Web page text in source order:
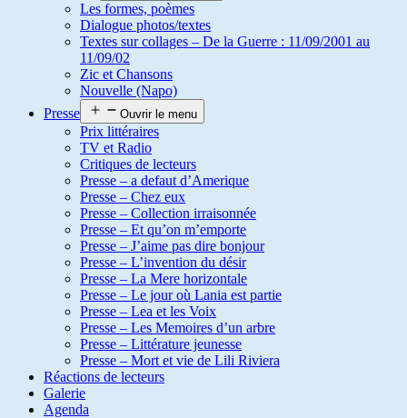
Les formes, poèmes
Dialogue photos/textes
Textes sur collages – De la Guerre : 11/09/2001 au
11/09/02
Zic et Chansons
Nouvelle (Napo)
Presse
Ouvrir le menu
Prix littéraires
TV et Radio
Critiques de lecteurs
Presse – a defaut d’Amerique
Presse – Chez eux
Presse – Collection irraisonnée
Presse – Et qu’on m’emporte
Presse – J’aime pas dire bonjour
Presse – L’invention du désir
Presse – La Mere horizontale
Presse – Le jour où Lania est partie
Presse – Lea et les Voix
Presse – Les Memoires d’un arbre
Presse – Littérature jeunesse
Presse – Mort et vie de Lili Riviera
Réactions de lecteurs
Galerie
Agenda